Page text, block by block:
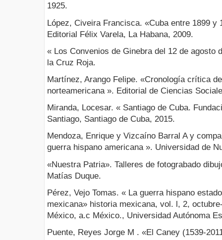
1925.
López, Civeira Francisca. «Cuba entre 1899 y
Editorial Félix Varela, La Habana, 2009.
« Los Convenios de Ginebra del 12 de agosto
la Cruz Roja.
Martínez, Arango Felipe. «Cronología crítica
norteamericana ». Editorial de Ciencias
Miranda, Locesar. « Santiago de Cuba.
Santiago, Santiago de Cuba, 2015.
Mendoza, Enrique y Vizcaíno Barral A y
guerra hispano americana ». Universidad de
«Nuestra Patria». Talleres de fotograbado
Matías Duque.
Pérez, Vejo Tomas. « La guerra hispano
mexicana» historia mexicana, vol. l, 2,
México, a.c México., Universidad Autónoma
Puente, Reyes Jorge M . «El Caney (1539-